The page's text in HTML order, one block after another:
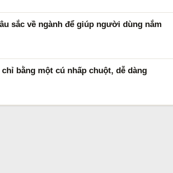
sắc về ngành để giúp người dùng nắm
bằng một cú nhấp chuột, dễ dàng